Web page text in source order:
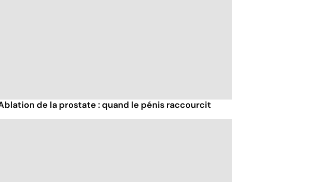
de la prostate : quand le pénis raccourcit